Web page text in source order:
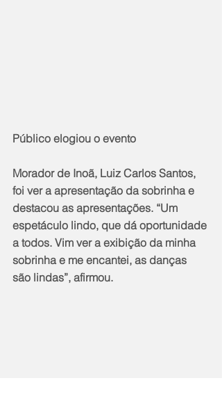
Público elogiou o evento
Morador de Inoã, Luiz Carlos Santos,
foi ver a apresentação da sobrinha e
destacou as apresentações. “Um
espetáculo lindo, que dá oportunidade
a todos. Vim ver a exibição da minha
sobrinha e me encantei, as danças
são lindas”, afirmou.